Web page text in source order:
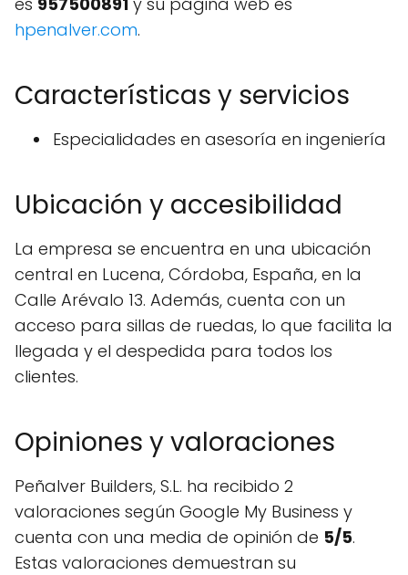
hpenalver.com.
Características y servicios
Especialidades en asesoría en ingeniería
Ubicación y accesibilidad
La empresa se encuentra en una ubicación
central en Lucena, Córdoba, España, en la
Calle Arévalo 13. Además, cuenta con un
acceso para sillas de ruedas, lo que facilita la
llegada y el despedida para todos los
clientes.
Opiniones y valoraciones
Peñalver Builders, S.L. ha recibido 2
valoraciones según Google My Business y
cuenta con una media de opinión de 5/5.
Estas valoraciones demuestran su